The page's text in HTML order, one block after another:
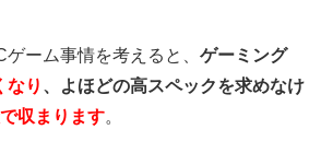
ーム事情を考えると、 ゲーミング
なり
、よほどの高スペックを求めなけ
収まります